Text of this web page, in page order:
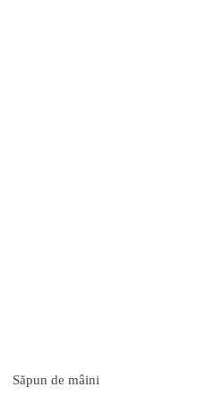
Săpun de mâini